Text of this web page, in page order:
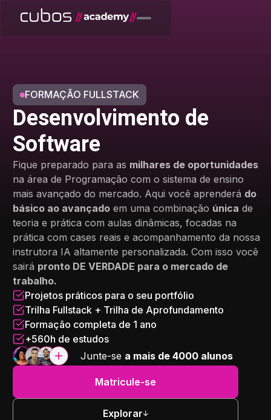
FORMAÇÃO FULLSTACK
Desenvolvimento de
Software
Fique preparado para as milhares de oportunidades
na área de Programação com o sistema de ensino
mais avançado do mercado. Aqui você aprenderá do
básico ao avançado em uma combinação única de
teoria e prática com aulas dinâmicas, focadas na
prática com cases reais e acompanhamento da nossa
instrutora IA altamente personalizada. Com isso você
sairá pronto DE VERDADE para o mercado de
trabalho.
Projetos práticos para o seu portfólio
Trilha Fullstack + Trilha de Aprofundamento
Formação completa de 1 ano
+560h de estudos
Junte-se a mais de 4000 alunos
Matricule-se
Explorar